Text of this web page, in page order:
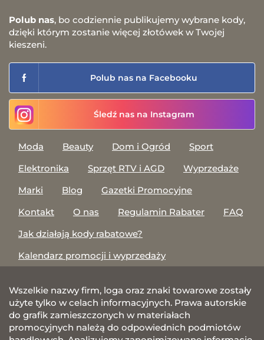
Polub nas, bo codziennie publikujemy wybrane kody,
dzięki którym zostanie więcej złotówek w Twojej
kieszeni.
Polub nas na Facebooku
Śledź nas na Instagram
Moda Beauty Dom i Ogród
Sport
Elektronika
Sprzęt RTV i AGD
Wyprzedaże
Marki
Blog
Gazetki Promocyjne
Kontakt
O nas Regulamin Rabater
FAQ
Jak działają kody rabatowe?
Kalendarz promocji i wyprzedaży
Wszelkie nazwy firm, loga oraz znaki towarowe zostały
użyte tylko w celach informacyjnych. Prawa autorskie
do grafik zamieszczonych w materiałach
promocyjnych należą do odpowiednich podmiotów